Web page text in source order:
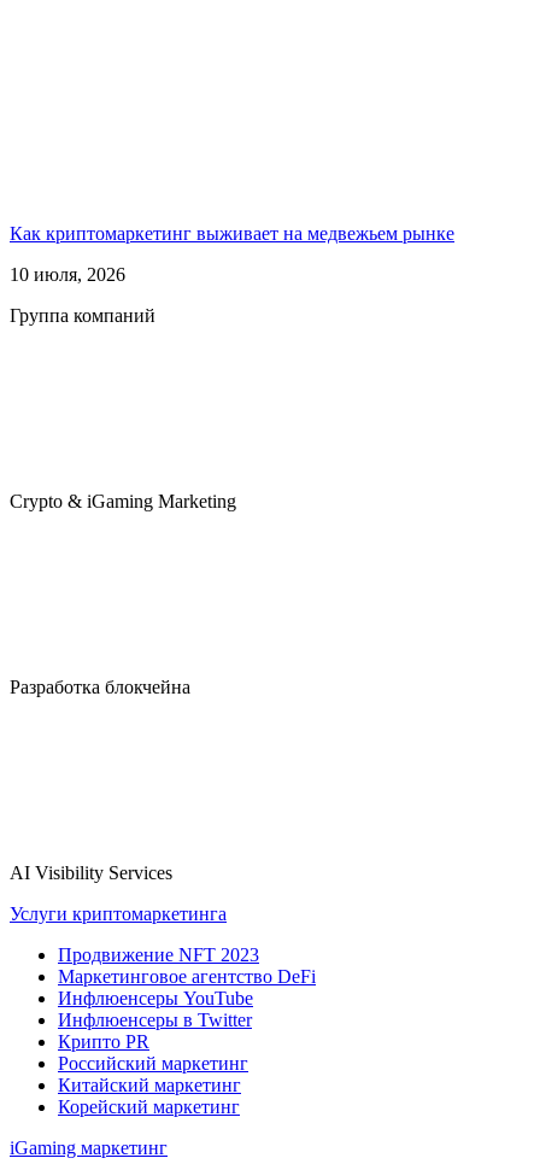
Как криптомаркетинг выживает на медвежьем рынке
10 июля, 2026
Группа компаний
Crypto & iGaming Marketing
Разработка блокчейна
AI Visibility Services
Услуги криптомаркетинга
Продвижение NFT 2023
Маркетинговое агентство DeFi
Инфлюенсеры YouTube
Инфлюенсеры в Twitter
Крипто PR
Российский маркетинг
Китайский маркетинг
Корейский маркетинг
iGaming маркетинг